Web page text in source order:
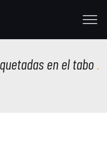
en el tabo